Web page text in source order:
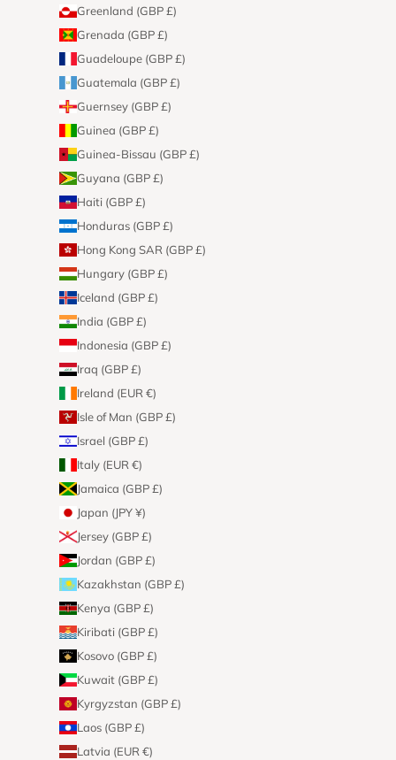
Greenland (GBP £)
Grenada (GBP £)
Guadeloupe (GBP £)
Guatemala (GBP £)
Guernsey (GBP £)
Guinea (GBP £)
Guinea-Bissau (GBP £)
Guyana (GBP £)
Haiti (GBP £)
Honduras (GBP £)
Hong Kong SAR (GBP £)
Hungary (GBP £)
Iceland (GBP £)
India (GBP £)
Indonesia (GBP £)
Iraq (GBP £)
Ireland (EUR €)
Isle of Man (GBP £)
Israel (GBP £)
Italy (EUR €)
Jamaica (GBP £)
Japan (JPY ¥)
Jersey (GBP £)
Jordan (GBP £)
Kazakhstan (GBP £)
Kenya (GBP £)
Kiribati (GBP £)
Kosovo (GBP £)
Kuwait (GBP £)
Kyrgyzstan (GBP £)
Laos (GBP £)
Latvia (EUR €)